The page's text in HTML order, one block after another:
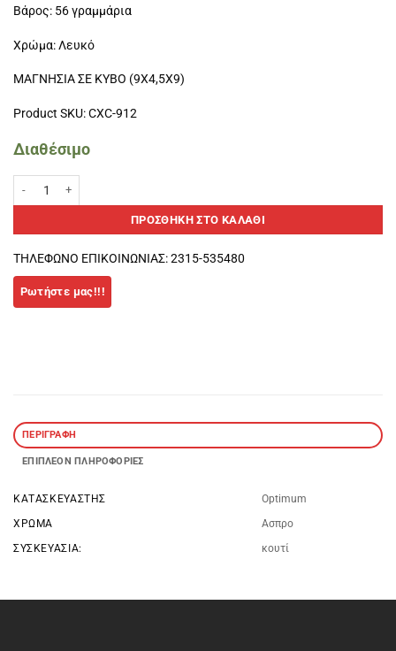
Βάρος: 56 γραμμάρια
Χρώμα: Λευκό
ΜΑΓΝΗΣΙΑ ΣΕ ΚΥΒΟ (9Χ4,5Χ9)
Product SKU: CXC-912
Διαθέσιμο
ΠΡΟΣΘΉΚΗ ΣΤΟ ΚΑΛΆΘΙ
ΤΗΛΕΦΩΝΟ ΕΠΙΚΟΙΝΩΝΙΑΣ: 2315-535480
ΠΕΡΙΓΡΑΦΉ
ΕΠΙΠΛΈΟΝ ΠΛΗΡΟΦΟΡΊΕΣ
ΚΑΤΑΣΚΕΥΑΣΤΉΣ
Optimum
ΧΡΏΜΑ
Ασπρο
ΣΥΣΚΕΥΑΣΊΑ:
κουτί